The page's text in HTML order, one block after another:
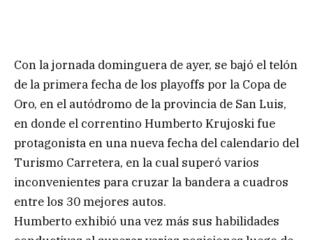
Con la jornada dominguera de ayer, se bajó el telón
de la primera fecha de los playoffs por la Copa de
Oro, en el autódromo de la provincia de San Luis,
en donde el correntino Humberto Krujoski fue
protagonista en una nueva fecha del calendario del
Turismo Carretera, en la cual superó varios
inconvenientes para cruzar la bandera a cuadros
entre los 30 mejores autos.
Humberto exhibió una vez más sus habilidades